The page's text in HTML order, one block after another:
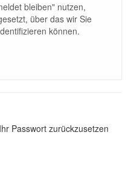
bleiben" nutzen,
über das wir Sie
können.
Passwort zurückzusetzen